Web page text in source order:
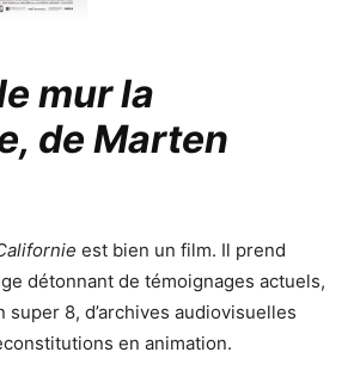
mur la
de Marten
est bien un film. Il prend
détonnant de témoignages actuels,
super 8, d’archives audiovisuelles
en animation.